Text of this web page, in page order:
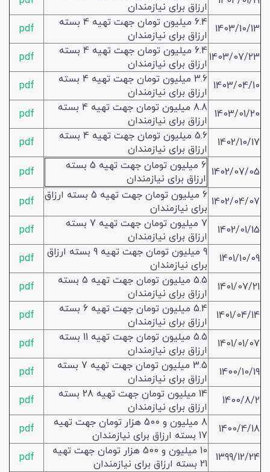
ارزاق برای نیازمندان
1403/10/13
6.4 میلیون تومان جهت تهیه 4 بسته
ارزاق برای نیازمندان
pdf
1403/07/23
6.4 میلیون تومان جهت تهیه 4 بسته
ارزاق برای نیازمندان
pdf
1403/04/10
3.6 میلیون تومان جهت تهیه 4 بسته
ارزاق برای نیازمندان
pdf
1403/01/20
8.8 میلیون تومان جهت تهیه 4 بسته
ارزاق برای نیازمندان
pdf
1402/10/17
5.6 میلیون تومان جهت تهیه 4 بسته
ارزاق برای نیازمندان
pdf
1402/07/05
6 میلیون تومان جهت تهیه 5 بسته
ارزاق برای نیازمندان
pdf
1402/04/07
6 میلیون تومان جهت تهیه 5 بسته ارزاق
برای نیازمندان
pdf
1402/01/15
7 میلیون تومان جهت تهیه 7 بسته
ارزاق برای نیازمندان
pdf
1401/10/09
9 میلیون تومان جهت تهیه 9 بسته ارزاق
برای نیازمندان
pdf
1401/07/21
5.5 میلیون تومان جهت تهیه 5 بسته
ارزاق برای نیازمندان
pdf
1401/04/14
5.4 میلیون تومان جهت تهیه 6 بسته
ارزاق برای نیازمندان
pdf
1401/01/07
5.5 میلیون تومان جهت تهیه 11 بسته
ارزاق برای نیازمندان
pdf
1400/10/19
3.5 میلیون تومان جهت تهیه 7 بسته
ارزاق برای نیازمندان
pdf
1400/8/2
14 میلیون تومان جهت تهیه 28 بسته
ارزاق برای نیازمندان
pdf
1400/4/18
8 میلیون و 500 هزار تومان جهت تهیه
17 بسته ارزاق برای نیازمندان
pdf
1399/12/24
10 میلیون و 500 هزار تومان جهت تهیه
21 بسته ارزاق برای نیازمندان
pdf